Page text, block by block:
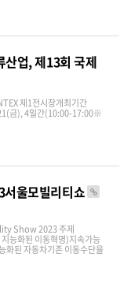
산업, 제13회 국제
제1전시장​​개최기간
금), 4일간(10:00-17:00※
울모빌리티쇼
Show 2023 주제
화된 이동혁명)지속가능
화된 자동차기존 이동수단을